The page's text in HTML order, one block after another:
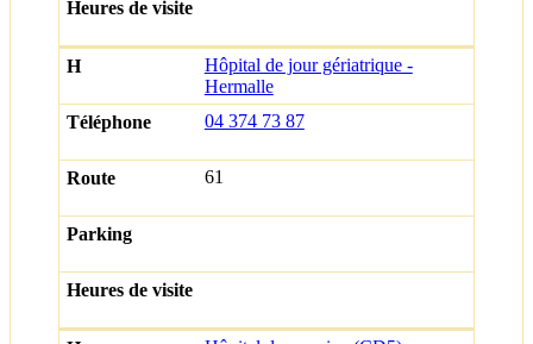
Hôpital de jour gériatrique -
Hermalle
04 374 73 87
61